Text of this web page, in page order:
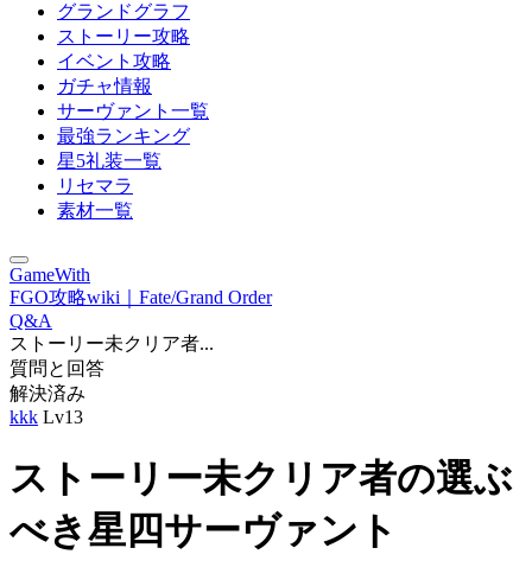
グランドグラフ
ストーリー攻略
イベント攻略
ガチャ情報
サーヴァント一覧
最強ランキング
星5礼装一覧
リセマラ
素材一覧
GameWith
FGO攻略wiki｜Fate/Grand Order
Q&A
ストーリー未クリア者...
質問と回答
解決済み
kkk Lv13
ストーリー未クリア者の選ぶ
べき星四サーヴァント